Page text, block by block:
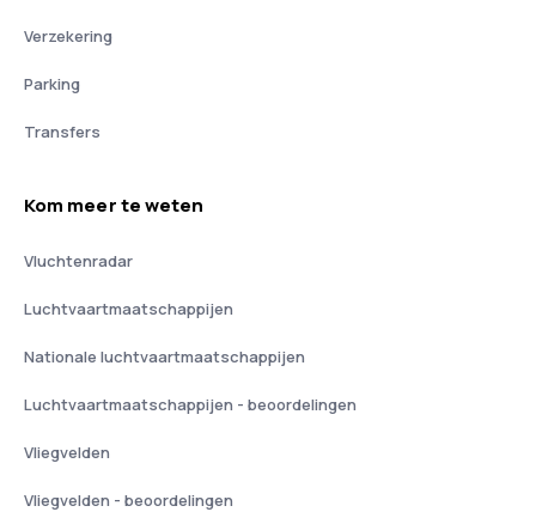
Verzekering
Parking
Transfers
Kom meer te weten
Vluchtenradar
Luchtvaartmaatschappijen
Nationale luchtvaartmaatschappijen
Luchtvaartmaatschappijen - beoordelingen
Vliegvelden
Vliegvelden - beoordelingen